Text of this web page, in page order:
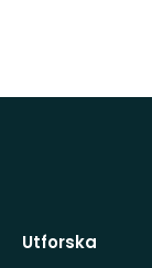
Utforska